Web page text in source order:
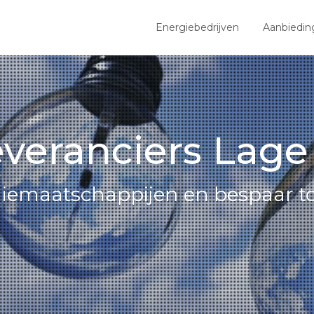
Energiebedrijven
en bespaar